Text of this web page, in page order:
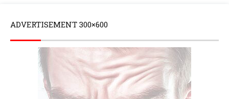
ADVERTISEMENT 300×600